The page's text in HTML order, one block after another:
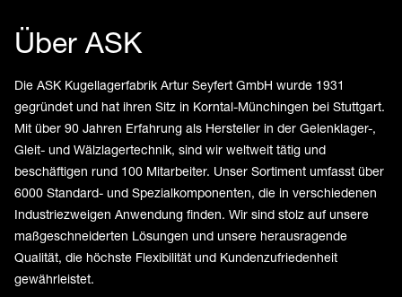
Über ASK
Die ASK Kugellagerfabrik Artur Seyfert GmbH wurde 1931
gegründet und hat ihren Sitz in Korntal-Münchingen bei Stuttgart.
Mit über 90 Jahren Erfahrung als Hersteller in der Gelenklager-,
Gleit- und Wälzlagertechnik, sind wir weltweit tätig und
beschäftigen rund 100 Mitarbeiter. Unser Sortiment umfasst über
6000 Standard- und Spezialkomponenten, die in verschiedenen
Industriezweigen Anwendung finden. Wir sind stolz auf unsere
maßgeschneiderten Lösungen und unsere herausragende
Qualität, die höchste Flexibilität und Kundenzufriedenheit
gewährleistet.